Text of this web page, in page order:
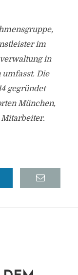
im
in
Die
gegründet
München,